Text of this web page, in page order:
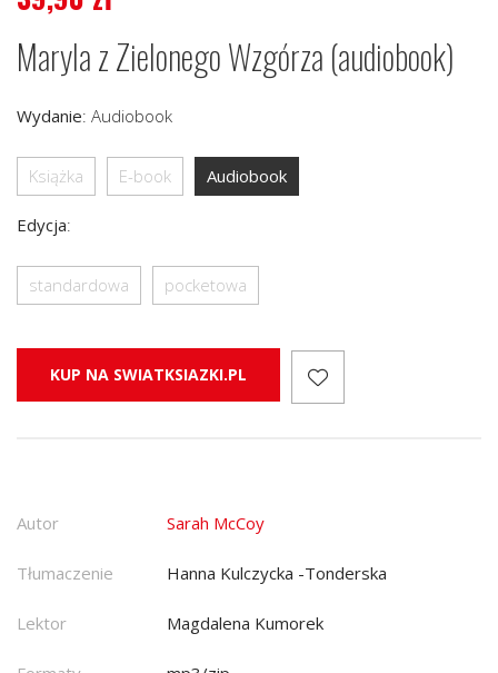
Maryla z Zielonego Wzgórza (audiobook)
Wydanie: Audiobook
Książka E-book Audiobook
Edycja:
standardowa pocketowa
KUP NA SWIATKSIAZKI.PL
Autor Sarah McCoy
Tłumaczenie Hanna Kulczycka -Tonderska
Lektor Magdalena Kumorek